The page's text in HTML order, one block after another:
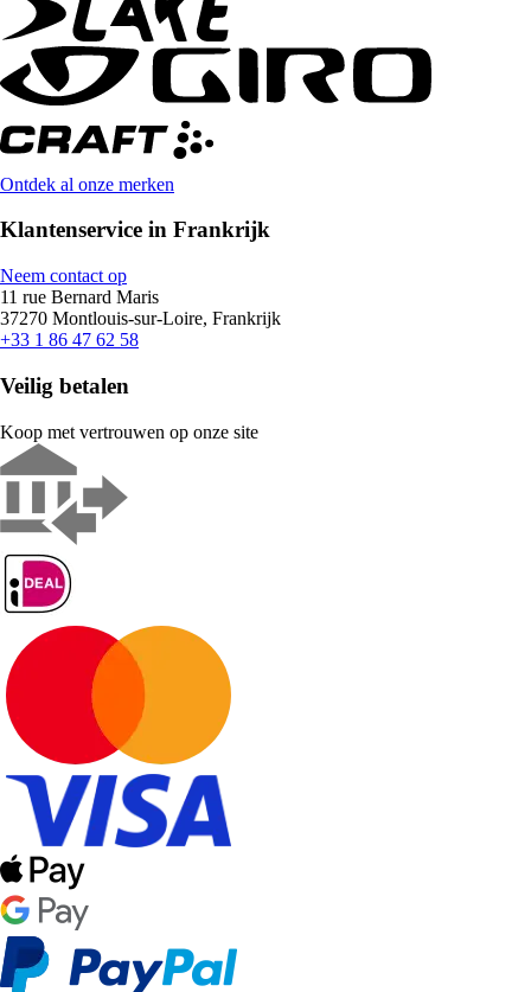
Ontdek al onze merken
Klantenservice in Frankrijk
Neem contact op
11 rue Bernard Maris
37270 Montlouis-sur-Loire, Frankrijk
+33 1 86 47 62 58
Veilig betalen
Koop met vertrouwen op onze site